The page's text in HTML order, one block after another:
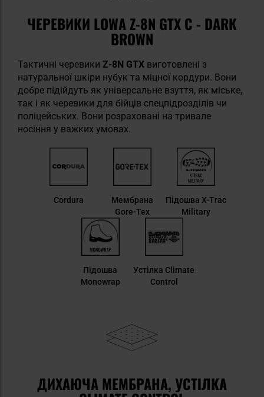
ЧЕРЕВИКИ LOWA Z-8N GTX C - DARK
BROWN
Тактичні черевики Z-8N GTX виготовлені з
натуральної шкіри нубук та міцної кордури. Вони
добре підійдуть як універсальне взуття, як міське,
так і як черевики для бійців спецпідрозділів чи
поліцейських. Вони розраховані на тривале
носіння у важких умовах.
Cordura
Мембрана
Gore-Tex
Підошва X-Trac
Military
Підошва
Monowrap
Устілка Climate
Control
ДИХАЮЧА МЕМБРАНА, УСТІЛКА